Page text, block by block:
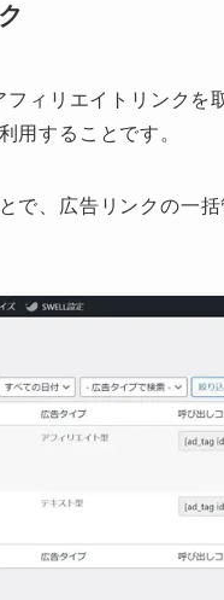
ィリエイトリンクを
用することです。
で、広告リンクの一